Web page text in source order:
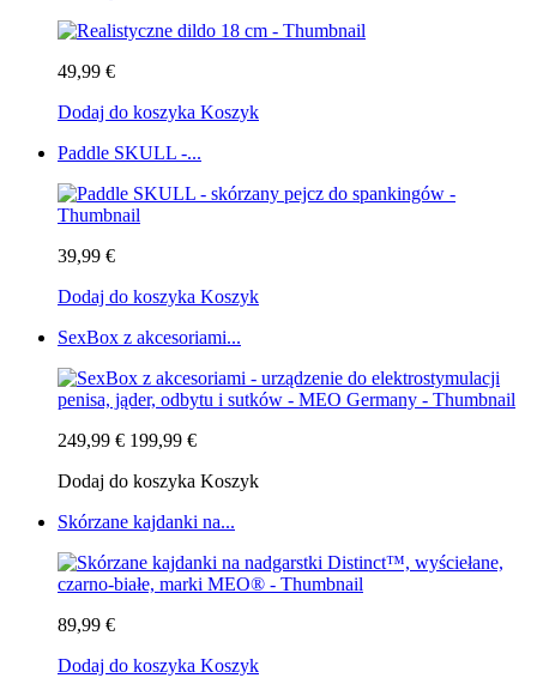
49,99 €
Dodaj do koszyka Koszyk
Paddle SKULL -...
39,99 €
Dodaj do koszyka Koszyk
SexBox z akcesoriami...
249,99 € 199,99 €
Dodaj do koszyka Koszyk
Skórzane kajdanki na...
89,99 €
Dodaj do koszyka Koszyk